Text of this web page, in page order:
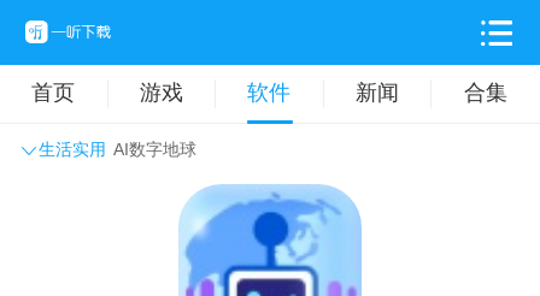
首页 游戏 软件 新闻 合集
生活实用 AI数字地球
主题壁纸 旅游出行
拍摄美化 时尚购物